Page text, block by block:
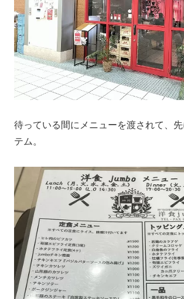
待っている間にメニューを渡されて、
テム。